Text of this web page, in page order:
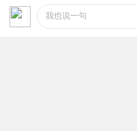
4487025 已臻大成
我也说一句